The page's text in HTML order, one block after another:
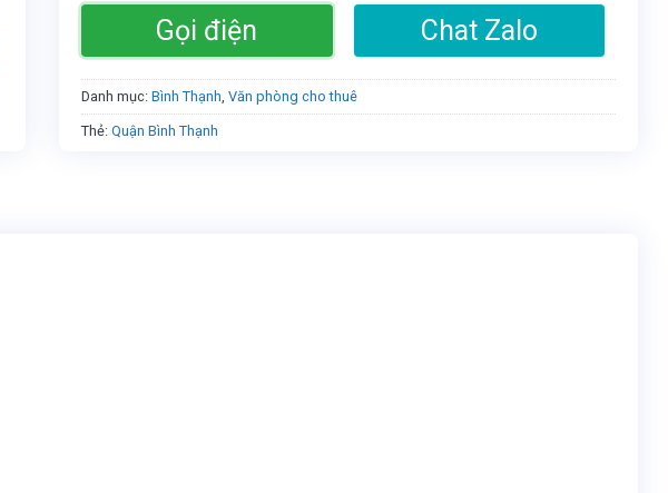
Gọi điện Chat Zalo
Danh mục: Bình Thạnh, Văn phòng cho thuê
Thẻ: Quận Bình Thạnh